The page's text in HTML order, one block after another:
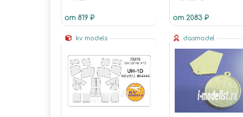
от 819 ₽ от 2083 ₽
kv models dasmodel